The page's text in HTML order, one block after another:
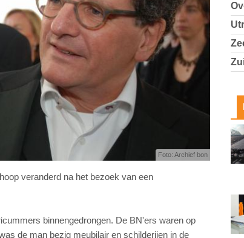
Foto: Archief bon
veranderd na het bezoek van een
binnengedrongen. De BN'ers waren op
de man bezig meubilair en schilderijen in de